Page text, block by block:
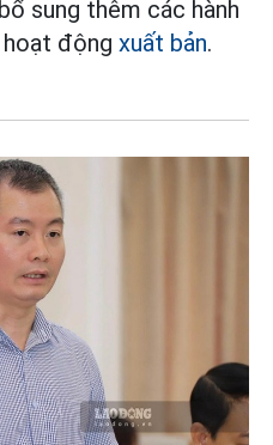
sung thêm các hành
động xuất bản.